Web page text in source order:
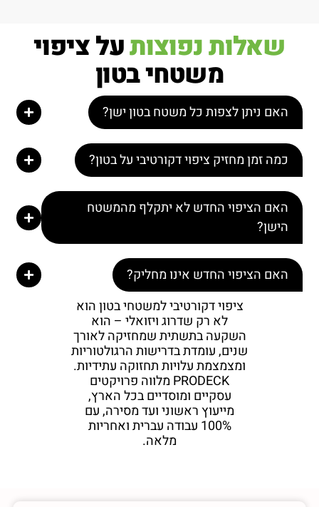
שאלות נפוצותעל ציפוי
משטחי בטון
האם ניתן לצפות כל משטח בטון ישן?
כמה זמן מחזיק ציפוי דקורטיבי על בטון?
האם הציפוי החדש לא יתקלף מהמשטח
הישן?
האם הציפוי החדש אינו מחליק?
ציפוי דקורטיבי למשטחי בטון הוא
לא רק שדרוג ויזואלי – הוא
השקעה בתשתית שמחזיקה לאורך
שנים, עומדת בדרישות הרגולטוריות
ומצמצמת עלויות תחזוקה עתידיות.
PRODECK מלווה פרויקטים
עסקיים ומוסדיים בכל הארץ,
מייעוץ ראשוני ועד מסירה, עם
100% עבודה עברית ואחריות
מלאה.